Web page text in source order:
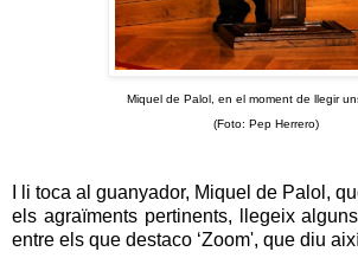
Miquel de Palol, en el moment de llegir
(Foto: Pep Herrero)
I li toca al guanyador, Miquel de Palol,
els agraïments pertinents, llegeix
entre els que destaco ‘Zoom', que diu